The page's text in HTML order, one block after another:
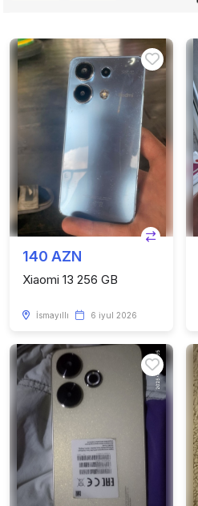
140 AZN
Xiaomi 13 256 GB
İsmayıllı 6 iyul 2026